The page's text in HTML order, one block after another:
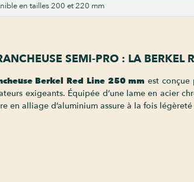
en tailles 200 et 220 mm
SEMI-PRO : LA BERKEL
Berkel Red Line 250 mm est conçue
exigeants. Équipée d’une lame en acier
en alliage d’aluminium assure à la fois